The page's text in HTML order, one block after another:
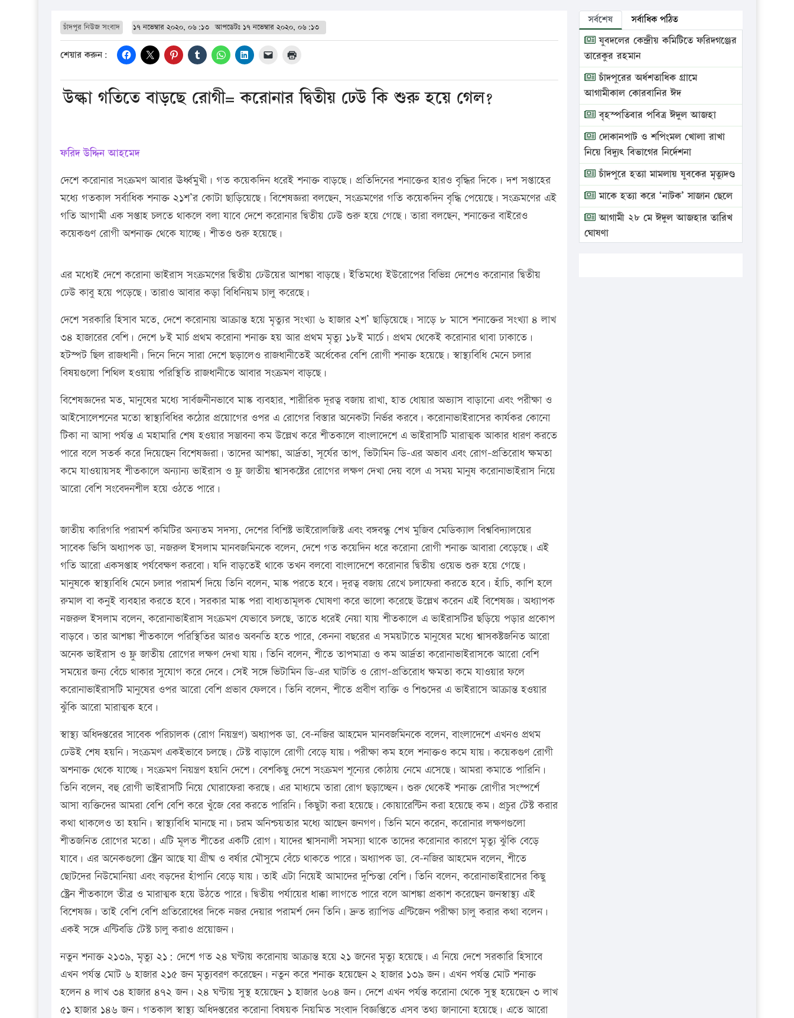
চাঁদপুর নিউজ সংবাদ ১৭ নভেম্বার ২০২০, ০৬:১৩ আপডেটঃ ১৭ নভেম্বার ২০২০, ০৬:১৩
শেয়ার করুন:
উল্কা গতিতে বাড়ছে রোগী= করোনার দ্বিতীয় ঢেউ কি শুরু হয়ে গেল?
ফরিদ উদ্দিন আহমেদ
দেশে করোনার সংক্রমণ আবার ঊর্ধ্বমুখী। গত কয়েকদিন ধরেই শনাক্ত বাড়ছে। প্রতিদিনের শনাক্তের হারও বৃদ্ধির দিকে। দশ সপ্তাহের
মধ্যে গতকাল সর্বাধিক শনাক্ত ২১শ’র কোটা ছাড়িয়েছে। বিশেষজ্ঞরা বলছেন, সংক্রমণের গতি কয়েকদিন বৃদ্ধি পেয়েছে। সংক্রমণের এই
গতি আগামী এক সপ্তাহ চলতে থাকলে বলা যাবে দেশে করোনার দ্বিতীয় ঢেউ শুরু হয়ে গেছে। তারা বলছেন, শনাক্তের বাইরেও
কয়েকগুণ রোগী অশনাক্ত থেকে যাচ্ছে। শীতও শুরু হয়েছে।
এর মধ্যেই দেশে করোনা ভাইরাস সংক্রমণের দ্বিতীয় ঢেউয়ের আশঙ্কা বাড়ছে। ইতিমধ্যে ইউরোপের বিভিন্ন দেশেও করোনার দ্বিতীয়
ঢেউ কাবু হয়ে পড়েছে। তারাও আবার কড়া বিধিনিয়ম চালু করেছে।
দেশে সরকারি হিসাব মতে, দেশে করোনায় আক্রান্ত হয়ে মৃত্যুর সংখ্যা ৬ হাজার ২শ’ ছাড়িয়েছে। সাড়ে ৮ মাসে শনাক্তের সংখ্যা ৪ লাখ
৩৪ হাজারের বেশি। দেশে ৮ই মার্চ প্রথম করোনা শনাক্ত হয় আর প্রথম মৃত্যু ১৮ই মার্চে। প্রথম থেকেই করোনার থাবা ঢাকাতে।
হটস্পট ছিল রাজধানী। দিনে দিনে সারা দেশে ছড়ালেও রাজধানীতেই অর্ধেকের বেশি রোগী শনাক্ত হয়েছে। স্বাস্থ্যবিধি মেনে চলার
বিষয়গুলো শিথিল হওয়ায় পরিস্থিতি রাজধানীতে আবার সংক্রমণ বাড়ছে।
বিশেষজ্ঞদের মত, মানুষের মধ্যে সার্বজনীনভাবে মাস্ক ব্যবহার, শারীরিক দূরত্ব বজায় রাখা, হাত ধোয়ার অভ্যাস বাড়ানো এবং পরীক্ষা ও
আইসোলেশনের মতো স্বাস্থ্যবিধির কঠোর প্রয়োগের ওপর এ রোগের বিস্তার অনেকটা নির্ভর করবে। করোনাভাইরাসের কার্যকর কোনো
টিকা না আসা পর্যন্ত এ মহামারি শেষ হওয়ার সম্ভাবনা কম উল্লেখ করে শীতকালে বাংলাদেশে এ ভাইরাসটি মারাত্মক আকার ধারণ করতে
পারে বলে সতর্ক করে দিয়েছেন বিশেষজ্ঞরা। তাদের আশঙ্কা, আর্দ্রতা, সূর্যের তাপ, ভিটামিন ডি-এর অভাব এবং রোগ-প্রতিরোধ ক্ষমতা
কমে যাওয়ায়সহ শীতকালে অন্যান্য ভাইরাস ও ফ্লু জাতীয় শ্বাসকষ্টের রোগের লক্ষণ দেখা দেয় বলে এ সময় মানুষ করোনাভাইরাস নিয়ে
আরো বেশি সংবেদনশীল হয়ে ওঠতে পারে।
জাতীয় কারিগরি পরামর্শ কমিটির অন্যতম সদস্য, দেশের বিশিষ্ট ভাইরোলজিস্ট এবং বঙ্গবন্ধু শেখ মুজিব মেডিক্যাল বিশ্ববিদ্যালয়ের
সাবেক ভিসি অধ্যাপক ডা. নজরুল ইসলাম মানবজমিনকে বলেন, দেশে গত কয়েদিন ধরে করোনা রোগী শনাক্ত আবারা বেড়েছে। এই
গতি আরো একসপ্তাহ পর্যবেক্ষণ করবো। যদি বাড়তেই থাকে তখন বলবো বাংলাদেশে করোনার দ্বিতীয় ওয়েভ শুরু হয়ে গেছে।
মানুষকে স্বাস্থ্যবিধি মেনে চলার পরামর্শ দিয়ে তিনি বলেন, মাস্ক পরতে হবে। দূরত্ব বজায় রেখে চলাফেরা করতে হবে। হাঁচি, কাশি হলে
রুমাল বা কনুই ব্যবহার করতে হবে। সরকার মাস্ক পরা বাধ্যতামূলক ঘোষণা করে ভালো করেছে উল্লেখ করেন এই বিশেষজ্ঞ। অধ্যাপক
নজরুল ইসলাম বলেন, করোনাভাইরাস সংক্রমণ যেভাবে চলছে, তাতে ধরেই নেয়া যায় শীতকালে এ ভাইরাসটির ছড়িয়ে পড়ার প্রকোপ
বাড়বে। তার আশঙ্কা শীতকালে পরিস্থিতির আরও অবনতি হতে পারে, কেননা বছরের এ সময়টাতে মানুষের মধ্যে শ্বাসকষ্টজনিত আরো
অনেক ভাইরাস ও ফ্লু জাতীয় রোগের লক্ষণ দেখা যায়। তিনি বলেন, শীতে তাপমাত্রা ও কম আর্দ্রতা করোনাভাইরাসকে আরো বেশি
সময়ের জন্য বেঁচে থাকার সুযোগ করে দেবে। সেই সঙ্গে ভিটামিন ডি-এর ঘাটতি ও রোগ-প্রতিরোধ ক্ষমতা কমে যাওয়ার ফলে
করোনাভাইরাসটি মানুষের ওপর আরো বেশি প্রভাব ফেলবে। তিনি বলেন, শীতে প্রবীণ ব্যক্তি ও শিশুদের এ ভাইরাসে আক্রান্ত হওয়ার
ঝুঁকি আরো মারাত্মক হবে।
স্বাস্থ্য অধিদপ্তরের সাবেক পরিচালক (রোগ নিয়ন্ত্রণ) অধ্যাপক ডা. বে-নজির আহমেদ মানবজমিনকে বলেন, বাংলাদেশে এখনও প্রথম
ঢেউই শেষ হয়নি। সংক্রমণ একইভাবে চলছে। টেস্ট বাড়ালে রোগী বেড়ে যায়। পরীক্ষা কম হলে শনাক্তও কমে যায়। কয়েকগুণ রোগী
অশনাক্ত থেকে যাচ্ছে। সংক্রমণ নিয়ন্ত্রণ হয়নি দেশে। বেশকিছু দেশে সংক্রমণ শূন্যের কোঠায় নেমে এসেছে। আমরা কমাতে পারিনি।
তিনি বলেন, বহু রোগী ভাইরাসটি নিয়ে ঘোরাফেরা করছে। এর মাধ্যমে তারা রোগ ছড়াচ্ছেন। শুরু থেকেই শনাক্ত রোগীর সংস্পর্শে
আসা ব্যক্তিদের আমরা বেশি বেশি করে খুঁজে বের করতে পারিনি। কিছুটা করা হয়েছে। কোয়ারেন্টিন করা হয়েছে কম। প্রচুর টেস্ট করার
কথা থাকলেও তা হয়নি। স্বাস্থ্যবিধি মানছে না। চরম অনিশ্চয়তার মধ্যে আছেন জনগণ। তিনি মনে করেন, করোনার লক্ষণগুলো
শীতজনিত রোগের মতো। এটি মূলত শীতের একটি রোগ। যাদের শ্বাসনালী সমস্যা থাকে তাদের করোনার কারণে মৃত্যু ঝুঁকি বেড়ে
যাবে। এর অনেকগুলো স্ট্রেন আছে যা গ্রীষ্ম ও বর্ষার মৌসুমে বেঁচে থাকতে পারে। অধ্যাপক ডা. বে-নজির আহমেদ বলেন, শীতে
ছোটদের নিউমোনিয়া এবং বড়দের হাঁপানি বেড়ে যায়। তাই এটা নিয়েই আমাদের দুশ্চিন্তা বেশি। তিনি বলেন, করোনাভাইরাসের কিছু
স্ট্রেন শীতকালে তীব্র ও মারাত্মক হয়ে উঠতে পারে। দ্বিতীয় পর্যায়ের ধাক্কা লাগতে পারে বলে আশঙ্কা প্রকাশ করেছেন জনস্বাস্থ্য এই
বিশেষজ্ঞ। তাই বেশি বেশি প্রতিরোধের দিকে নজর দেয়ার পরামর্শ দেন তিনি। দ্রুত র‌্যাপিড এন্টিজেন পরীক্ষা চালু করার কথা বলেন।
একই সঙ্গে এন্টিবডি টেস্ট চালু করাও প্রয়োজন।
নতুন শনাক্ত ২১৩৯, মৃত্যু ২১: দেশে গত ২৪ ঘণ্টায় করোনায় আক্রান্ত হয়ে ২১ জনের মৃত্যু হয়েছে। এ নিয়ে দেশে সরকারি হিসাবে
এখন পর্যন্ত মোট ৬ হাজার ২১৫ জন মৃত্যুবরণ করেছেন। নতুন করে শনাক্ত হয়েছেন ২ হাজার ১৩৯ জন। এখন পর্যন্ত মোট শনাক্ত
হলেন ৪ লাখ ৩৪ হাজার ৪৭২ জন। ২৪ ঘণ্টায় সুস্থ হয়েছেন ১ হাজার ৬০৪ জন। দেশে এখন পর্যন্ত করোনা থেকে সুস্থ হয়েছেন ৩ লাখ
৫১ হাজার ১৪৬ জন। গতকাল স্বাস্থ্য অধিদপ্তরের করোনা বিষয়ক নিয়মিত সংবাদ বিজ্ঞপ্তিতে এসব তথ্য জানানো হয়েছে। এতে আরো
সর্বশেষ সর্বাধিক পঠিত
যুবদলের কেন্দ্রীয় কমিটিতে ফরিদগঞ্জের
তারেকুর রহমান
চাঁদপুরের অর্ধশতাধিক গ্রামে
আগামীকাল কোরবানির ঈদ
বৃহস্পতিবার পবিত্র ঈদুল আজহা
দোকানপাট ও শপিংমল খোলা রাখা
নিয়ে বিদ্যুৎ বিভাগের নির্দেশনা
চাঁদপুরে হত্যা মামলায় যুবকের মৃত্যুদণ্ড
মাকে হত্যা করে ‘নাটক’ সাজান ছেলে
আগামী ২৮ মে ঈদুল আজহার তারিখ
ঘোষণা